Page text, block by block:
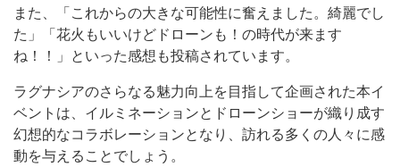
また、「これからの大きな可能性に奮えました。綺麗でし
た」「花火もいいけどドローンも！の時代が来ます
ね！！」といった感想も投稿されています。
ラグナシアのさらなる魅力向上を目指して企画された本イ
ベントは、イルミネーションとドローンショーが織り成す
幻想的なコラボレーションとなり、訪れる多くの人々に感
動を与えることでしょう。